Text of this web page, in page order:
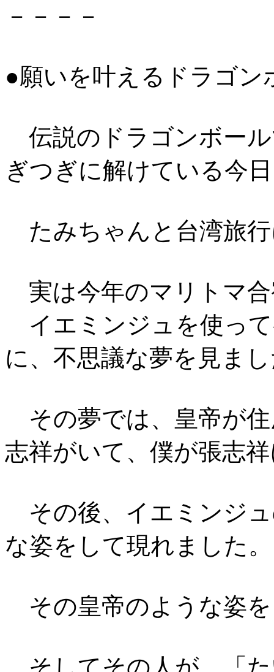
－－－－
●願いを叶えるドラゴン
伝説のドラゴンボー
ぎつぎに解けている今
たみちゃんと台湾旅
実は今年のマリトマ
イエミンジュを使っ
に、不思議な夢を見ま
その夢では、皇帝が
志祥がいて、僕が張志
その後、イエミンジ
な姿をして現れました。
その皇帝のような姿